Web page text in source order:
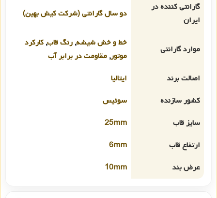
گارانتی کننده در
ایران
دو سال گارانتی (شرکت کیش بهین)
موارد گارانتی
خط و خش شیشه, رنگ قاب, کارکرد
موتور, مقاومت در برابر آب
اصالت برند
ایتالیا
کشور سازنده
سوئیس
سایز قاب
25mm
ارتفاع قاب
6mm
عرض بند
10mm